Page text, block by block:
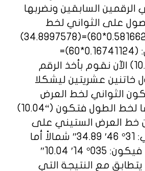
الرقمين السابقين ونضربها
للحصول على الثواني لخط
العرض: (0.58166263*60)=(34.8997578)
وخط الطول: (0.16741124*60)=
(10.0446744) الآن نقوم بأخذ الرقم
خاتنين عشريتين ليشكلا
الثواني لخط العرض
خط العرض الستيني على
النحو التالي: 31° 46′ 34.89″ شمالاً أما
لخط الطول فيكون: 035° 14′ 10.04″
مع النتيجة التي